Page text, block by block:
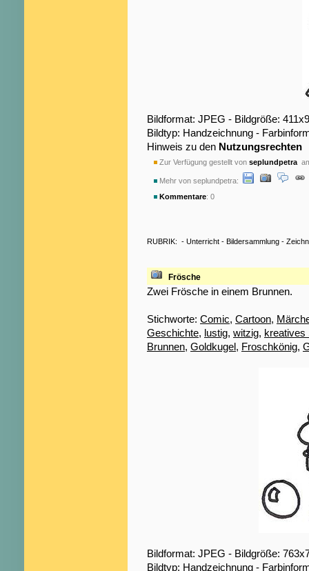
Bildformat: JPEG - Bildgröße:
Bildtyp: Handzeichnung -
Hinweis zu den Nutzungsrechten
Zur Verfügung gestellt von seplundpetra
Mehr von seplundpetra:
Kommentare: 0
RUBRIK: - Unterricht - Bildersammlung -
Frösche
Zwei Frösche in einem Brunnen.
Stichworte: Comic, Cartoon,
Geschichte, lustig, witzig, kreatives
Brunnen, Goldkugel, Froschkönig,
Bildformat: JPEG - Bildgröße:
Bildtyp: Handzeichnung -